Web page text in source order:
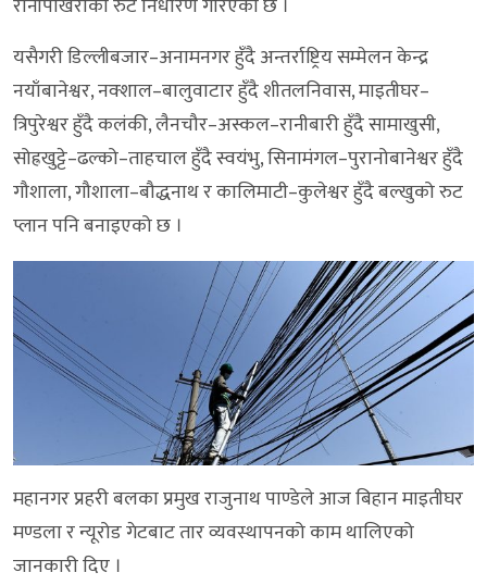
रानीपोखरीको रुट निर्धारण गरिएको छ ।
यसैगरी डिल्लीबजार–अनामनगर हुँदै अन्तर्राष्ट्रिय सम्मेलन केन्द्र
नयाँबानेश्वर, नक्शाल–बालुवाटार हुँदै शीतलनिवास, माइतीघर–
त्रिपुरेश्वर हुँदै कलंकी, लैनचौर–अस्कल–रानीबारी हुँदै सामाखुसी,
सोह्रखुट्टे–ढल्को–ताहचाल हुँदै स्वयंभु, सिनामंगल–पुरानोबानेश्वर हुँदै
गौशाला, गौशाला–बौद्धनाथ र कालिमाटी–कुलेश्वर हुँदै बल्खुको रुट
प्लान पनि बनाइएको छ ।
महानगर प्रहरी बलका प्रमुख राजुनाथ पाण्डेले आज बिहान माइतीघर
मण्डला र न्यूरोड गेटबाट तार व्यवस्थापनको काम थालिएको
जानकारी दिए ।